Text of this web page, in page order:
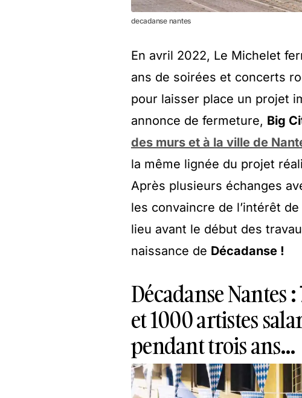
decadanse nantes
En avril 2022, Le Michelet
ans de soirées et concerts
pour laisser place un projet
annonce de fermeture, Big
des murs et à la ville de
la même lignée du projet
Après plusieurs échanges
les convaincre de l’intérêt
lieu avant le début des
naissance de Décadanse !
Décadanse Nantes
et 1000 artistes
pendant trois ans…